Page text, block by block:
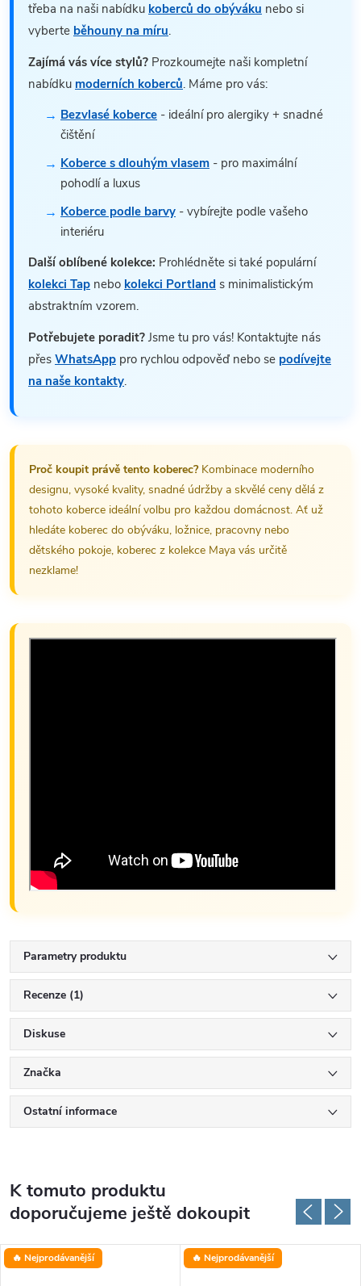
třeba na naši nabídku koberců do obýváku nebo si
vyberte běhouny na míru.
Zajímá vás více stylů? Prozkoumejte naši kompletní
nabídku moderních koberců. Máme pro vás:
Bezvlasé koberce - ideální pro alergiky + snadné
čištění
Koberce s dlouhým vlasem - pro maximální
pohodlí a luxus
Koberce podle barvy - vybírejte podle vašeho
interiéru
Další oblíbené kolekce: Prohlédněte si také populární
kolekci Tap nebo kolekci Portland s minimalistickým
abstraktním vzorem.
Potřebujete poradit? Jsme tu pro vás! Kontaktujte nás
přes WhatsApp pro rychlou odpověď nebo se podívejte
na naše kontakty.
Proč koupit právě tento koberec?Kombinace moderního
designu, vysoké kvality, snadné údržby a skvělé ceny dělá z
tohoto koberce ideální volbu pro každou domácnost. Ať už
hledáte koberec do obýváku, ložnice, pracovny nebo
dětského pokoje, koberec z kolekce Maya vás určitě
nezklame!
Parametry produktu
Recenze (1)
Diskuse
Značka
Ostatní informace
K tomuto produktu
doporučujeme ještě dokoupit
🔥 Nejprodávanější 🔥 Nejprodávanější